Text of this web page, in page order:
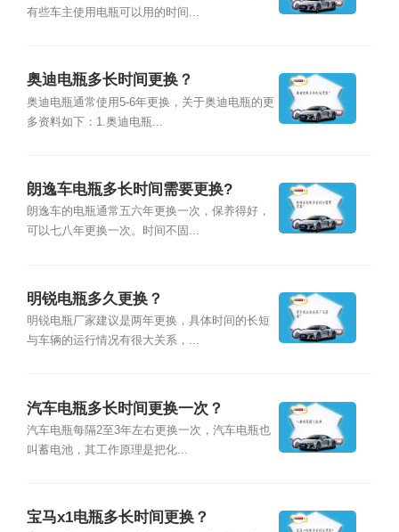
有些车主使用电瓶可以用的时间...
奥迪电瓶多长时间更换？
奥迪电瓶通常使用5-6年更换，关于奥迪电瓶的更
多资料如下：1.奥迪电瓶...
朗逸车电瓶多长时间需要更换?
朗逸车的电瓶通常五六年更换一次，保养得好，
可以七八年更换一次。时间不固...
明锐电瓶多久更换？
明锐电瓶厂家建议是两年更换，具体时间的长短
与车辆的运行情况有很大关系，...
汽车电瓶多长时间更换一次？
汽车电瓶每隔2至3年左右更换一次，汽车电瓶也
叫蓄电池，其工作原理是把化...
宝马x1电瓶多长时间更换？